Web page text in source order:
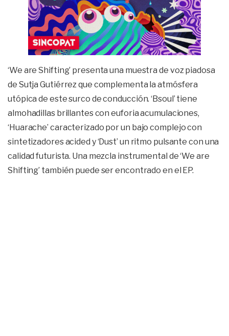
‘We are Shifting’ presenta una muestra de voz piadosa
de Sutja Gutiérrez que complementa la atmósfera
utópica de este surco de conducción. ‘Bsoul’ tiene
almohadillas brillantes con euforia acumulaciones,
‘Huarache’ caracterizado por un bajo complejo con
sintetizadores acided y ‘Dust’ un ritmo pulsante con una
calidad futurista. Una mezcla instrumental de ‘We are
Shifting’ también puede ser encontrado en el EP.